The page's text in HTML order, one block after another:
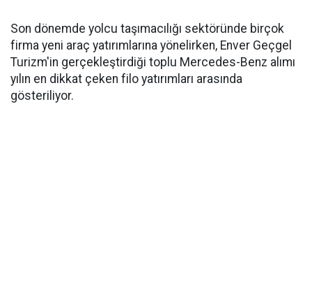
Son dönemde yolcu taşımacılığı sektöründe birçok
firma yeni araç yatırımlarına yönelirken, Enver Geçgel
Turizm'in gerçekleştirdiği toplu Mercedes-Benz alımı
yılın en dikkat çeken filo yatırımları arasında
gösteriliyor.